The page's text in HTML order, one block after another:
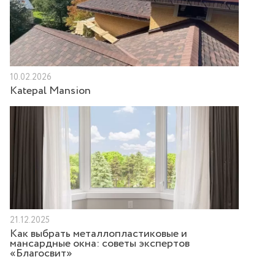
10.02.2026
Katepal Mansion
21.12.2025
Как выбрать металлопластиковые и
мансардные окна: советы экспертов
«Благосвит»